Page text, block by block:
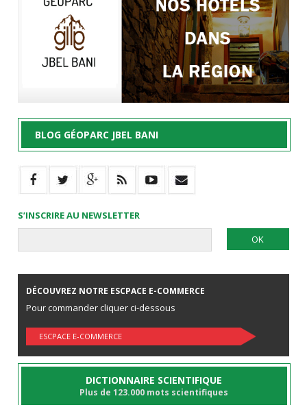
BLOG GÉOPARC JBEL BANI
S’INSCRIRE AU NEWSLETTER
DÉCOUVREZ NOTRE ESCPACE E-COMMERCE
Pour commander cliquer ci-dessous
ESCPACE E-COMMERCE
DICTIONNAIRE SCIENTIFIQUE
Plus de 123.000 mots scientifiques